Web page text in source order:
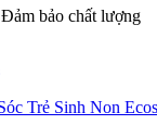
Đảm bảo chất lượng